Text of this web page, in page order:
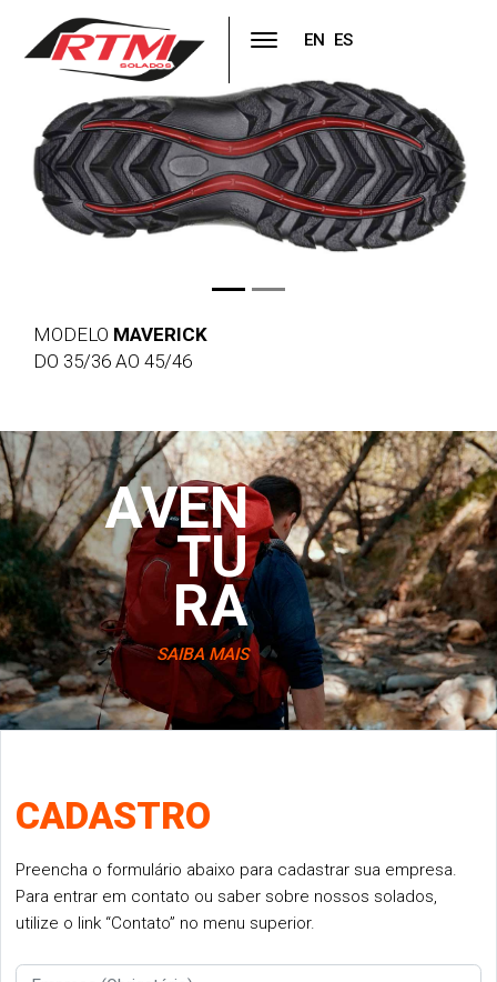
EN ES
Previous Next
MODELO MAVERICK
DO 35/36 AO 45/46
AVEN
TU
RA
SAIBA MAIS
CADASTRO
Preencha o formulário abaixo para cadastrar sua empresa.
Para entrar em contato ou saber sobre nossos solados,
utilize o link “Contato” no menu superior.